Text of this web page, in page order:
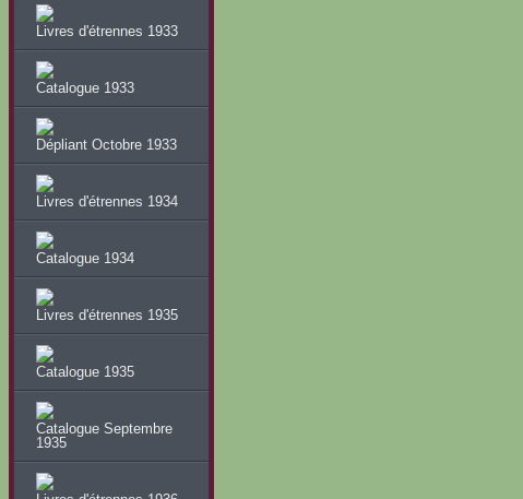
Livres d'étrennes 1933
Catalogue 1933
Dépliant Octobre 1933
Livres d'étrennes 1934
Catalogue 1934
Livres d'étrennes 1935
Catalogue 1935
Catalogue Septembre
1935